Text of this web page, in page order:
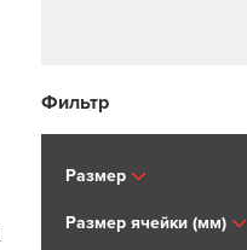
Фильтр
Размер
Размер ячейки (мм)